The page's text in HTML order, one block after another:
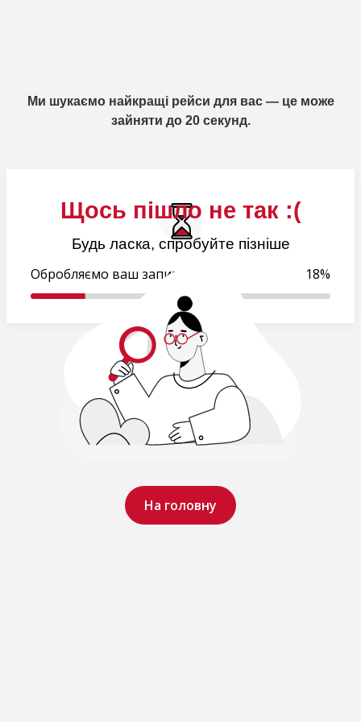
Щось пішло не так :(
Будь ласка, спробуйте пізніше
На головну
Ми шукаємо найкращі рейси для вас — це може
зайняти до 20 секунд.
Обробляємо ваш запит.. 19%